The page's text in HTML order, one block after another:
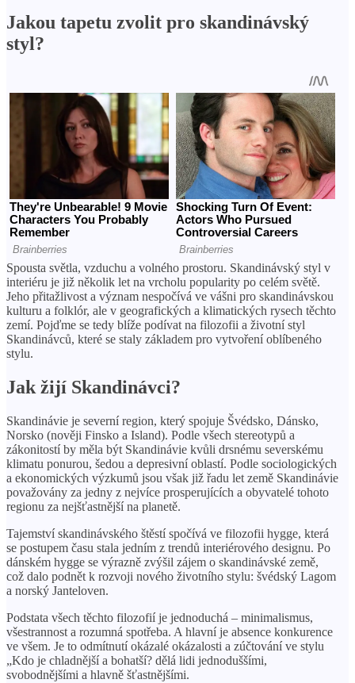
Jakou tapetu zvolit pro skandinávský
styl?
Spousta světla, vzduchu a volného prostoru. Skandinávský styl v
interiéru je již několik let na vrcholu popularity po celém světě.
Jeho přitažlivost a význam nespočívá ve vášni pro skandinávskou
kulturu a folklór, ale v geografických a klimatických rysech těchto
zemí. Pojďme se tedy blíže podívat na filozofii a životní styl
Skandinávců, které se staly základem pro vytvoření oblíbeného
stylu.
Jak žijí Skandinávci?
Skandinávie je severní region, který spojuje Švédsko, Dánsko,
Norsko (nověji Finsko a Island). Podle všech stereotypů a
zákonitostí by měla být Skandinávie kvůli drsnému severskému
klimatu ponurou, šedou a depresivní oblastí. Podle sociologických
a ekonomických výzkumů jsou však již řadu let země Skandinávie
považovány za jedny z nejvíce prosperujících a obyvatelé tohoto
regionu za nejšťastnější na planetě.
Tajemství skandinávského štěstí spočívá ve filozofii hygge, která
se postupem času stala jedním z trendů interiérového designu. Po
dánském hygge se výrazně zvýšil zájem o skandinávské země,
což dalo podnět k rozvoji nového životního stylu: švédský Lagom
a norský Janteloven.
Podstata všech těchto filozofií je jednoduchá – minimalismus,
všestrannost a rozumná spotřeba. A hlavní je absence konkurence
ve všem. Je to odmítnutí okázalé okázalosti a zúčtování ve stylu
„Kdo je chladnější a bohatší? dělá lidi jednoduššími,
svobodnějšími a hlavně šťastnějšími.